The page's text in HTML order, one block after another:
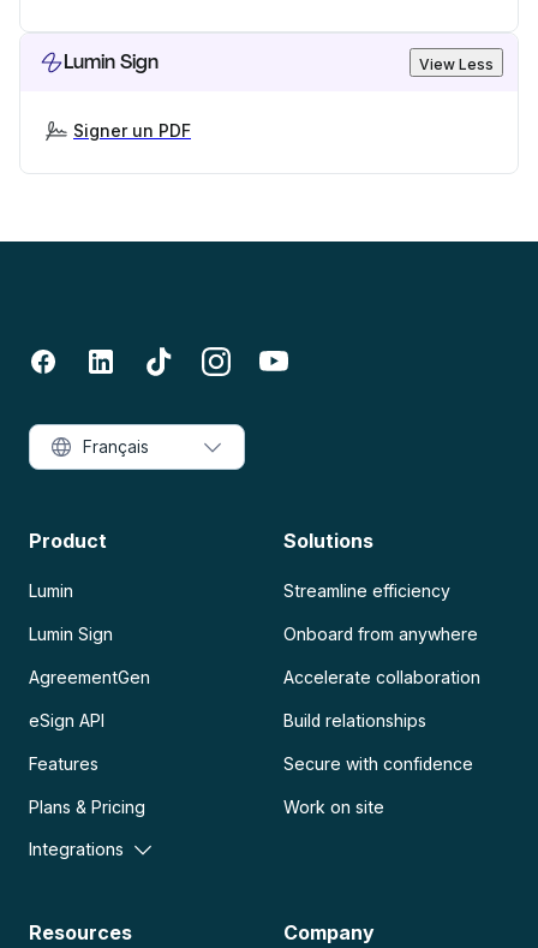
Lumin Sign View Less
Signer un PDF
Product
Lumin
Lumin Sign
AgreementGen
eSign API
Features
Plans & Pricing
Integrations
Solutions
Streamline efficiency
Onboard from anywhere
Accelerate collaboration
Build relationships
Secure with confidence
Work on site
Resources Company
Français